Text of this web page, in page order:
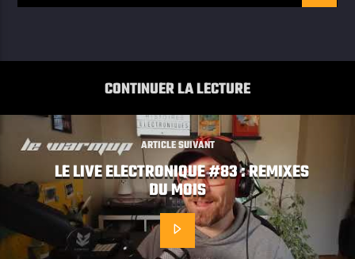
CONTINUER LA LECTURE
ARTICLE SUIVANT
LE LIVE ELECTRONIQUE #83 : REMIXES
DU MOIS